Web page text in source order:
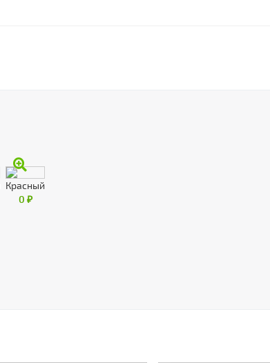
Красный
0 ₽